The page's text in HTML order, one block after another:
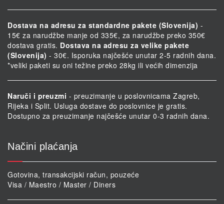
Dostava na adresu za standardne pakete (Slovenija) -
15€ za narudžbe manje od 335€, za narudžbe preko 350€
dostava gratis. Dostava na adresu za velike pakete
(Slovenija) - 30€. Isporuka najčešće unutar 2-5 radnih dana.
*veliki paketi su oni težine preko 28kg ili većih dimenzija
Naruči i preuzmi - preuzimanje u poslovnicama Zagreb,
Rijeka i Split. Usluga dostave do poslovnice je gratis.
Dostupno za preuzimanje najčešće unutar 0-3 radnih dana.
Načini plaćanja
Gotovina, transakcijski račun, pouzeće
Visa / Maestro / Master / Diners